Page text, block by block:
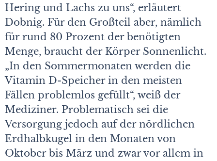
Hering und Lachs zu uns“, erläutert
Dobnig. Für den Großteil aber, nämlich
für rund 80 Prozent der benötigten
Menge, braucht der Körper Sonnenlicht.
„In den Sommermonaten werden die
Vitamin D-Speicher in den meisten
Fällen problemlos gefüllt“, weiß der
Mediziner. Problematisch sei die
Versorgung jedoch auf der nördlichen
Erdhalbkugel in den Monaten von
Oktober bis März und zwar vor allem in